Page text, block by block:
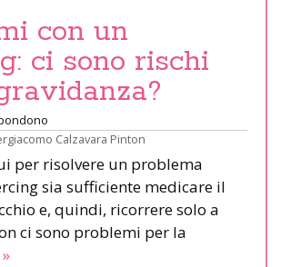
con un
ci sono rischi
Calzavara Pinton
per risolvere un problema
sia sufficiente medicare il
e, quindi, ricorrere solo a
ci sono problemi per la
»